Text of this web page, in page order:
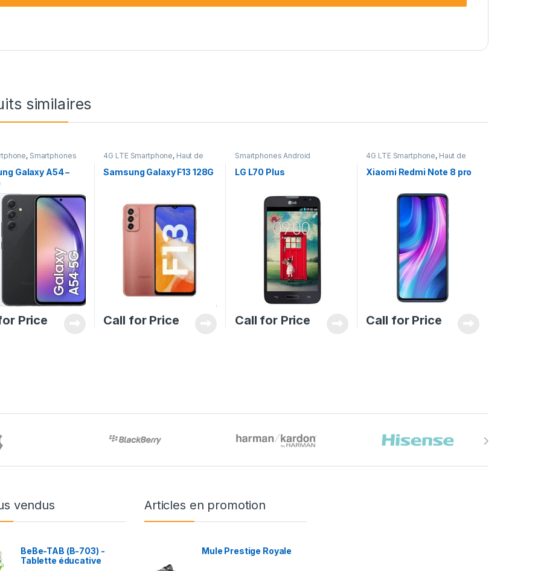
similaires
, Smartphones
Galaxy A54 –
Price
4G LTE Smartphone, Haut de
Samsung Galaxy F13 128G
Call for Price
Smartphones Android
LG L70 Plus
Call for Price
4G LTE Smartphone, Haut de
Xiaomi Redmi Note 8 pro
Call for Price
vendus
BeBe-TAB (B-703) -
Tablette éducative
Articles en promotion
Mule Prestige Royale